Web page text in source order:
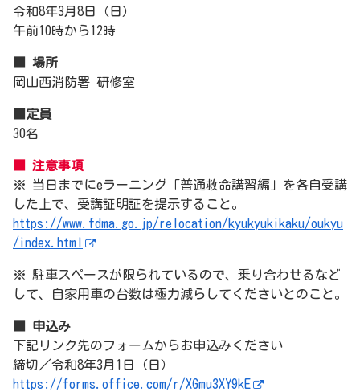
令和8年3月8日（日）
午前10時から12時
■ 場所
岡山西消防署 研修室
■定員
30名
■ 注意事項
※ 当日までにeラーニング「普通救命講習編」を各自受講
した上で、受講証明証を提示すること。
https://www.fdma.go.jp/relocation/kyukyukikaku/oukyu
/index.html
※ 駐車スペースが限られているので、乗り合わせるなど
して、自家用車の台数は極力減らしてくださいとのこと。
■ 申込み
下記リンク先のフォームからお申込みください
締切／令和8年3月1日（日）
https://forms.office.com/r/XGmu3XY9kE